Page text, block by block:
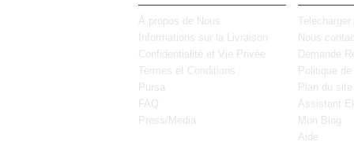
À propos de Nous
Informations sur la Livraison
Confidentialité et Vie Privée
Termes et Conditions
Pursa
FAQ
Press/Media
Nous
Demande
Politique
Plan du site
Assistant
Mon Blog
Aide